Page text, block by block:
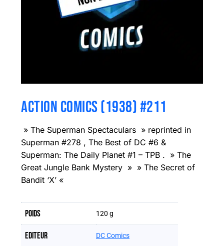
ACTION COMICS (1938) #211
» The Superman Spectaculars » reprinted in
Superman #278 , The Best of DC #6 &
Superman: The Daily Planet #1 – TPB . » The
Great Jungle Bank Mystery » » The Secret of
Bandit ‘X’ «
Poids 120 g
Editeur DC Comics